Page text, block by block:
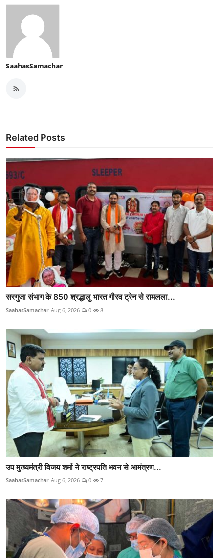
SaahasSamachar
Related Posts
सरगुजा संभाग के 850 श्रद्धालु भारत गौरव ट्रेन से रामलला...
SaahasSamachar Aug 6, 2026 0 8
उप मुख्यमंत्री विजय शर्मा ने राष्ट्रपति भवन से आमंत्रण...
SaahasSamachar Aug 6, 2026 0 7